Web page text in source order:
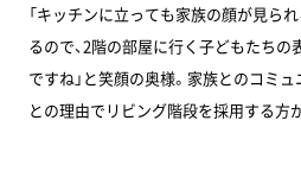
「キッチンに立っても家族の顔が見ら
るので、2階の部屋に行く子どもたち
ですね」と笑顔の奥様。家族とのコミ
との理由でリビング階段を採用する方